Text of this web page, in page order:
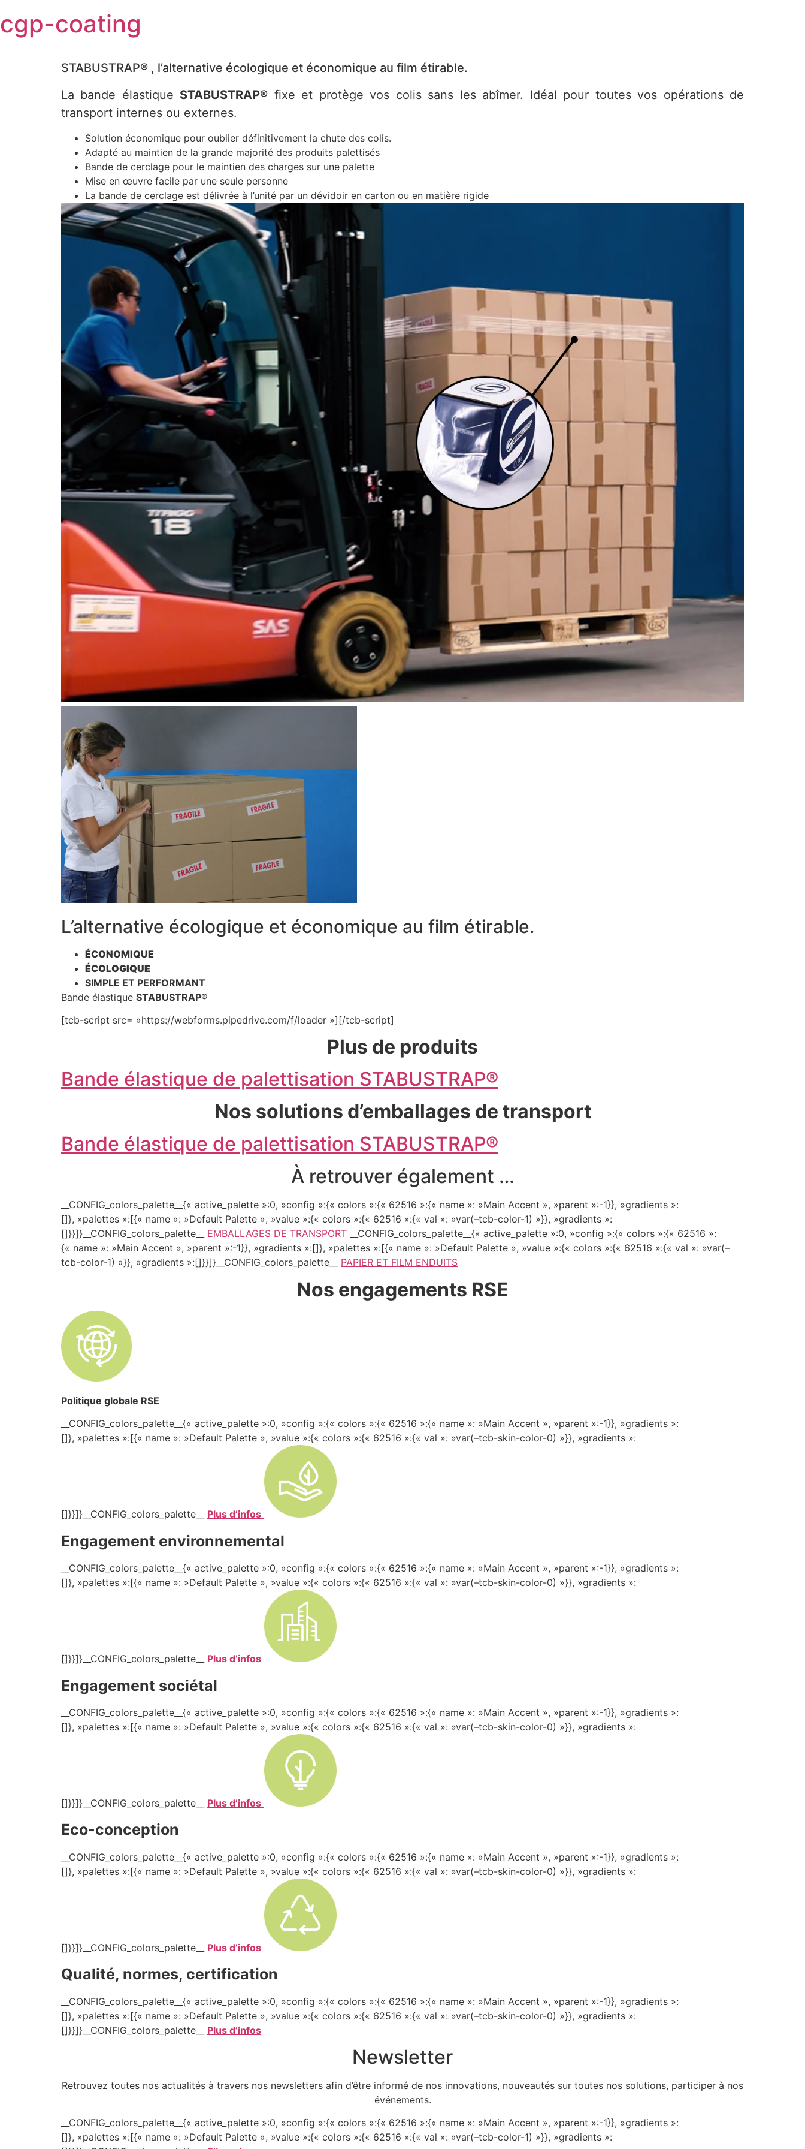
to
content
cgp-coating
STABUSTRAP® , l’alternative écologique et économique au film étirable.
La bande élastique STABUSTRAP® fixe et protège vos colis sans les abîmer. Idéal pour toutes vos opérations de
transport internes ou externes.
Solution économique pour oublier définitivement la chute des colis.
Adapté au maintien de la grande majorité des produits palettisés
Bande de cerclage pour le maintien des charges sur une palette
Mise en œuvre facile par une seule personne
La bande de cerclage est délivrée à l’unité par un dévidoir en carton ou en matière rigide
L’alternative écologique et économique au film étirable.
ÉCONOMIQUE
ÉCOLOGIQUE
SIMPLE ET PERFORMANT
Bande élastique STABUSTRAP®
[tcb-script src= »https://webforms.pipedrive.com/f/loader »][/tcb-script]
Plus de produits
Bande élastique de palettisation STABUSTRAP®
Nos solutions d’emballages de transport
Bande élastique de palettisation STABUSTRAP®
À retrouver également …
__CONFIG_colors_palette__{« active_palette »:0, »config »:{« colors »:{« 62516 »:{« name »: »Main Accent », »parent »:-1}}, »gradients »:
[]}, »palettes »:[{« name »: »Default Palette », »value »:{« colors »:{« 62516 »:{« val »: »var(–tcb-color-1) »}}, »gradients »:
[]}}]}__CONFIG_colors_palette__ EMBALLAGES DE TRANSPORT
__CONFIG_colors_palette__{« active_palette »:0, »config »:{« colors »:{« 62516 »:
{« name »: »Main Accent », »parent »:-1}}, »gradients »:[]}, »palettes »:[{« name »: »Default Palette », »value »:{« colors »:{« 62516 »:{« val »: »var(–
tcb-color-1) »}}, »gradients »:[]}}]}__CONFIG_colors_palette__ PAPIER ET FILM ENDUITS
Nos engagements RSE
Politique globale RSE
__CONFIG_colors_palette__{« active_palette »:0, »config »:{« colors »:{« 62516 »:{« name »: »Main Accent », »parent »:-1}}, »gradients »:
[]}, »palettes »:[{« name »: »Default Palette », »value »:{« colors »:{« 62516 »:{« val »: »var(–tcb-skin-color-0) »}}, »gradients »:
[]}}]}__CONFIG_colors_palette__ Plus d’infos
Engagement environnemental
__CONFIG_colors_palette__{« active_palette »:0, »config »:{« colors »:{« 62516 »:{« name »: »Main Accent », »parent »:-1}}, »gradients »:
[]}, »palettes »:[{« name »: »Default Palette », »value »:{« colors »:{« 62516 »:{« val »: »var(–tcb-skin-color-0) »}}, »gradients »:
[]}}]}__CONFIG_colors_palette__ Plus d’infos
Engagement sociétal
__CONFIG_colors_palette__{« active_palette »:0, »config »:{« colors »:{« 62516 »:{« name »: »Main Accent », »parent »:-1}}, »gradients »:
[]}, »palettes »:[{« name »: »Default Palette », »value »:{« colors »:{« 62516 »:{« val »: »var(–tcb-skin-color-0) »}}, »gradients »:
[]}}]}__CONFIG_colors_palette__ Plus d’infos
Eco-conception
__CONFIG_colors_palette__{« active_palette »:0, »config »:{« colors »:{« 62516 »:{« name »: »Main Accent », »parent »:-1}}, »gradients »:
[]}, »palettes »:[{« name »: »Default Palette », »value »:{« colors »:{« 62516 »:{« val »: »var(–tcb-skin-color-0) »}}, »gradients »:
[]}}]}__CONFIG_colors_palette__ Plus d’infos
Qualité, normes, certification
__CONFIG_colors_palette__{« active_palette »:0, »config »:{« colors »:{« 62516 »:{« name »: »Main Accent », »parent »:-1}}, »gradients »:
[]}, »palettes »:[{« name »: »Default Palette », »value »:{« colors »:{« 62516 »:{« val »: »var(–tcb-skin-color-0) »}}, »gradients »:
[]}}]}__CONFIG_colors_palette__ Plus d’infos
Newsletter
Retrouvez toutes nos actualités à travers nos newsletters afin d’être informé de nos innovations, nouveautés sur toutes nos solutions, participer à nos
événements.
__CONFIG_colors_palette__{« active_palette »:0, »config »:{« colors »:{« 62516 »:{« name »: »Main Accent », »parent »:-1}}, »gradients »:
[]}, »palettes »:[{« name »: »Default Palette », »value »:{« colors »:{« 62516 »:{« val »: »var(–tcb-color-1) »}}, »gradients »: